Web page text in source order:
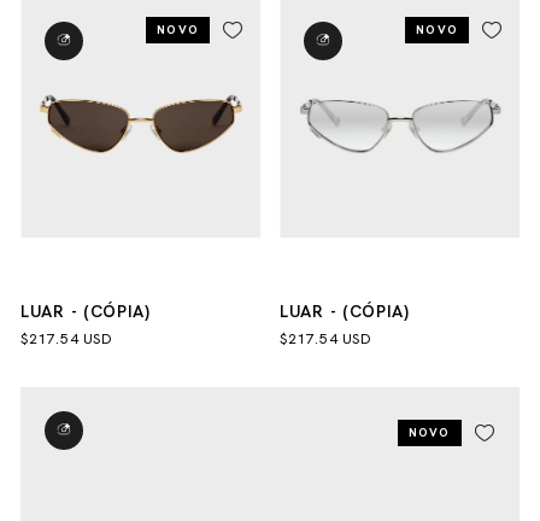
NOVO
LUAR - (CÓPIA)
$217.54 USD
NOVO
LUAR - (CÓPIA)
$217.54 USD
NOVO